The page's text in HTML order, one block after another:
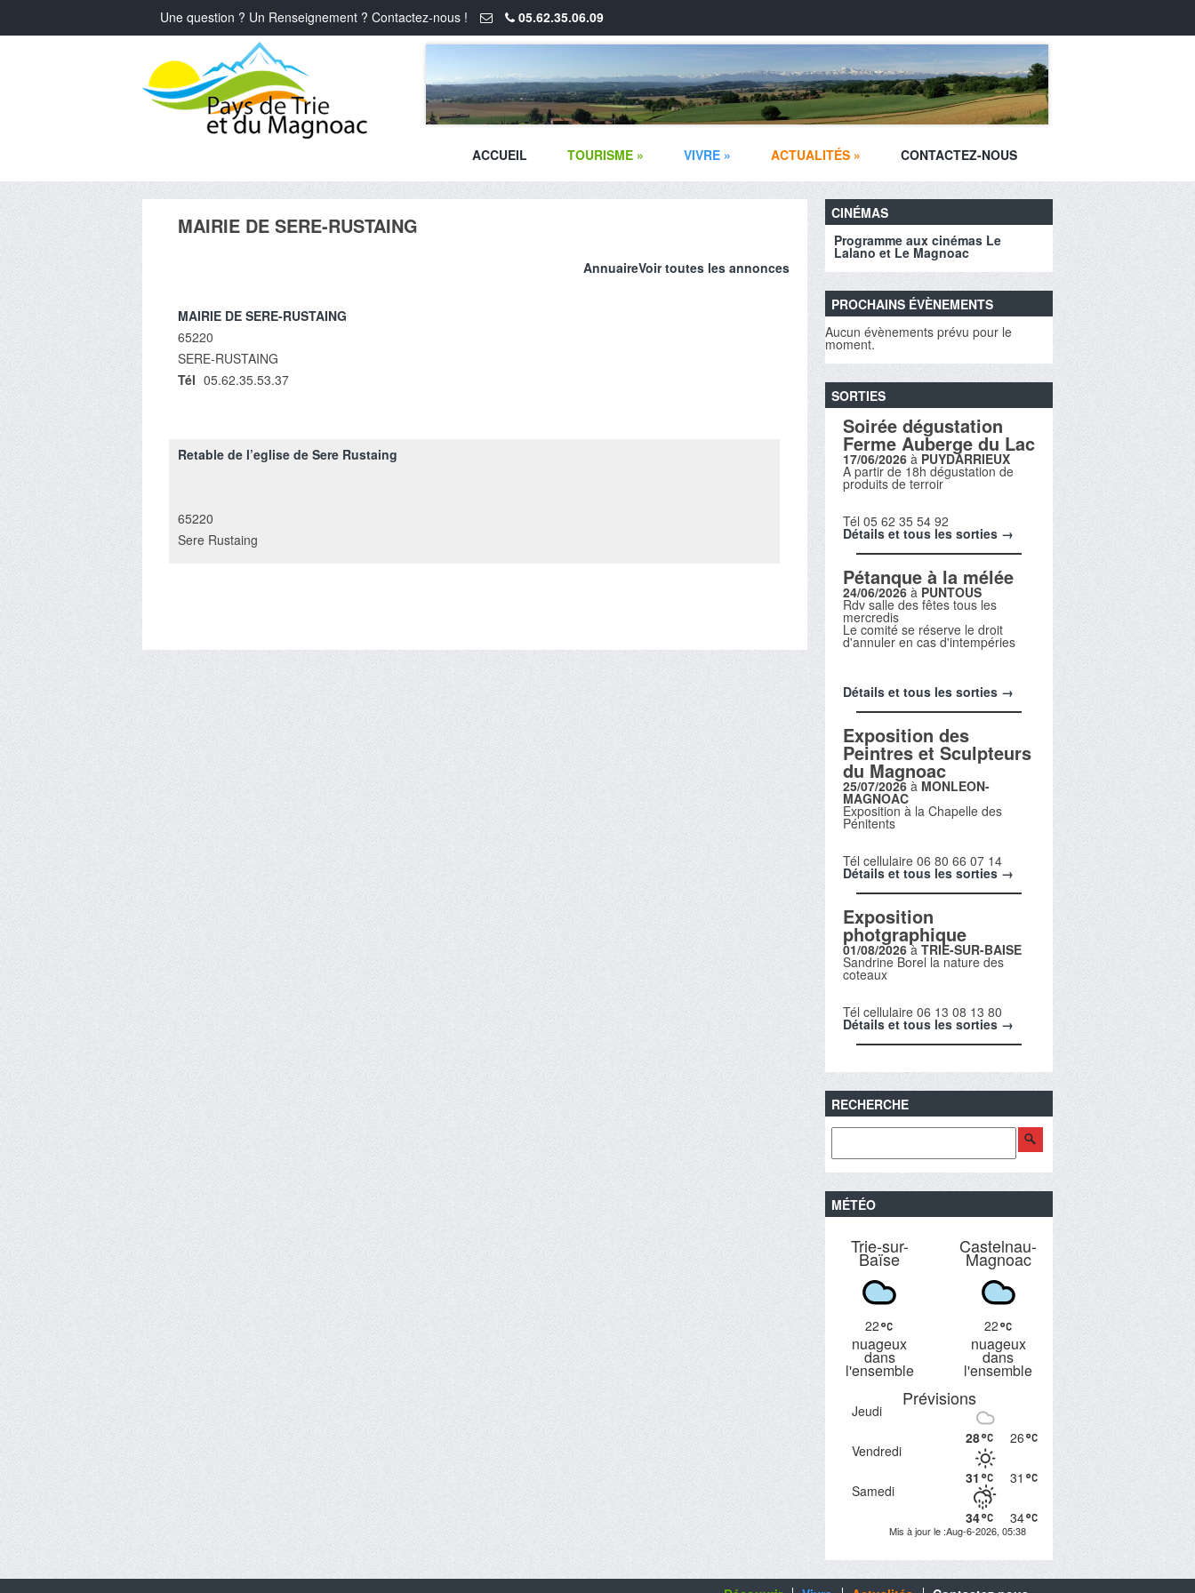
Une question ? Un Renseignement ? Contactez-nous ! 05.62.35.06.09
ACCUEIL TOURISME » VIVRE » ACTUALITÉS » CONTACTEZ-NOUS
MAIRIE DE SERE-RUSTAING
AnnuaireVoir toutes les annonces
MAIRIE DE SERE-RUSTAING
65220
SERE-RUSTAING
Tél 05.62.35.53.37
Retable de l’eglise de Sere Rustaing
65220
Sere Rustaing
CINÉMAS
Programme aux cinémas Le
Lalano et Le Magnoac
PROCHAINS ÉVÈNEMENTS
Aucun évènements prévu pour le
moment.
SORTIES
Soirée dégustation
Ferme Auberge du Lac
17/06/2026 à PUYDARRIEUX
A partir de 18h dégustation de
produits de terroir
Tél 05 62 35 54 92
Détails et tous les sorties →
Pétanque à la mélée
24/06/2026 à PUNTOUS
Rdv salle des fêtes tous les
mercredis
Le comité se réserve le droit
d'annuler en cas d'intempéries
Détails et tous les sorties →
Exposition des
Peintres et Sculpteurs
du Magnoac
25/07/2026 à MONLEON-
MAGNOAC
Exposition à la Chapelle des
Pénitents
Tél cellulaire 06 80 66 07 14
Détails et tous les sorties →
Exposition
photgraphique
01/08/2026à TRIE-SUR-BAISE
Sandrine Borel la nature des
coteaux
Tél cellulaire 06 13 08 13 80
Détails et tous les sorties →
RECHERCHE
MÉTÉO
Trie-sur-
Baïse
22
nuageux
dans
l'ensemble
Castelnau-
Magnoac
22
nuageux
dans
l'ensemble
Prévisions
Jeudi
26
28
Vendredi
31
31
Samedi
34
34
Mis à jour le :Aug-6-2026, 05:38